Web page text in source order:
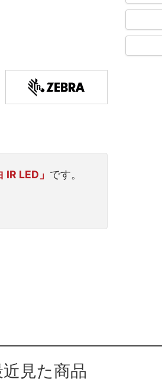
LED」 です。
見た商品